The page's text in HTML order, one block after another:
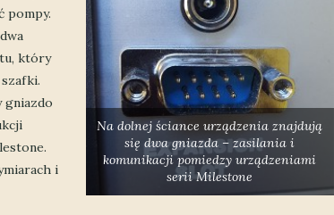
Na dolnej ściance urządzenia znajdują
się dwa gniazda – zasilania i
komunikacji pomiedzy urządzeniami
serii Milestone
pompy.
który
gniazdo
i